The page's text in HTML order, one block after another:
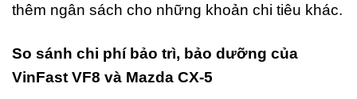
thêm ngân sách cho những khoản chi tiêu khác.
So sánh chi phí bảo trì, bảo dưỡng của
VinFast VF8 và Mazda CX-5